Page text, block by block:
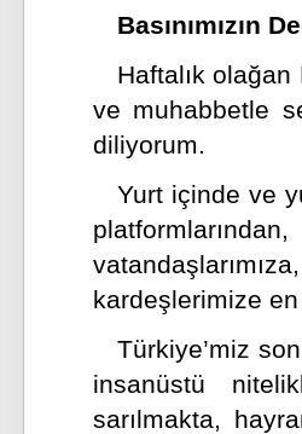
Basınımızın
Haftalık
ve muhabbetle
diliyorum.
Yurt içinde ve
kardeşlerimize
Türkiye’miz
insanüstü
sarılmakta,